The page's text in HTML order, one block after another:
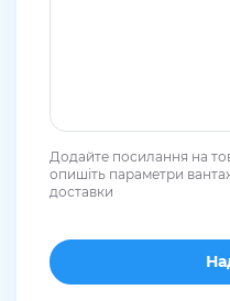
Додайте посилання на
опишіть параметри
доставки